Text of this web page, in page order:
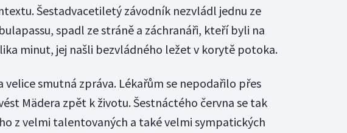
Šestadvacetiletý závodník nezvládl jednu ze
spadl ze stráně a záchranáři, kteří byli na
minut, jej našli bezvládného ležet v korytě potoka.
velice smutná zpráva. Lékařům se nepodařilo přes
Mädera zpět k životu. Šestnáctého června se tak
z velmi talentovaných a také velmi sympatických